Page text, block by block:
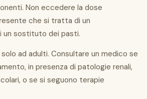
Non eccedere la dose
che si tratta di un
un sostituto dei pasti.
ad adulti. Consultare un medico se
in presenza di patologie renali,
o se si seguono terapie